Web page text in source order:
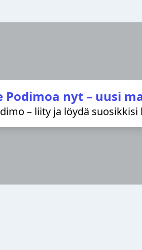
Podimoa nyt – uusi
– liity ja löydä